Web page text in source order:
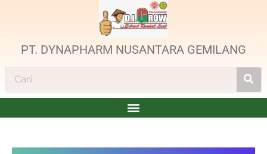
PT. DYNAPHARM NUSANTARA GEMILANG